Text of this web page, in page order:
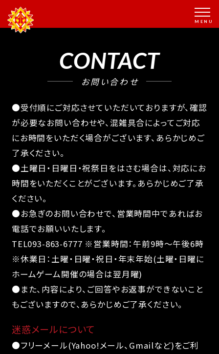
CONTACT
お問い合わせ
●受付順にご対応させていただいておりますが、確認
が必要なお問い合わせや、混雑具合によってご対応
にお時間をいただく場合がございます、あらかじめご
了承ください。
●土曜日・日曜日・祝祭日をはさむ場合は、対応にお
時間をいただくことがございます。あらかじめご了承
ください。
●お急ぎのお問い合わせで、営業時間中であればお
電話でお願いいたします。
TEL093-863-6777 ※営業時間：午前9時〜午後6時
※休業日：土曜・日曜・祝日・年末年始(土曜・日曜に
ホームゲーム開催の場合は翌月曜)
●また、内容により、ご回答やお返事ができないこと
もございますので、あらかじめご了承ください。
迷惑メールについて
●フリーメール(Yahoo!メール、Gmailなど)をご利